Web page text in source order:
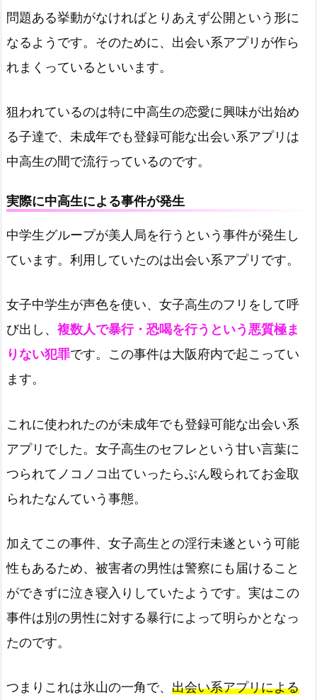
問題ある挙動がなければとりあえず公開という形に
なるようです。そのために、出会い系アプリが作ら
れまくっているといいます。
狙われているのは特に中高生の恋愛に興味が出始め
る子達で、未成年でも登録可能な出会い系アプリは
中高生の間で流行っているのです。
実際に中高生による事件が発生
中学生グループが美人局を行うという事件が発生し
ています。利用していたのは出会い系アプリです。
女子中学生が声色を使い、女子高生のフリをして呼
び出し、 複数人で暴行・恐喝を行うという悪質極ま
りない犯罪です。この事件は大阪府内で起こってい
ます。
これに使われたのが未成年でも登録可能な出会い系
アプリでした。女子高生のセフレという甘い言葉に
つられてノコノコ出ていったらぶん殴られてお金取
られたなんていう事態。
加えてこの事件、女子高生との淫行未遂という可能
性もあるため、被害者の男性は警察にも届けること
ができずに泣き寝入りしていたようです。実はこの
事件は別の男性に対する暴行によって明らかとなっ
たのです。
つまりこれは氷山の一角で、 出会い系アプリによる